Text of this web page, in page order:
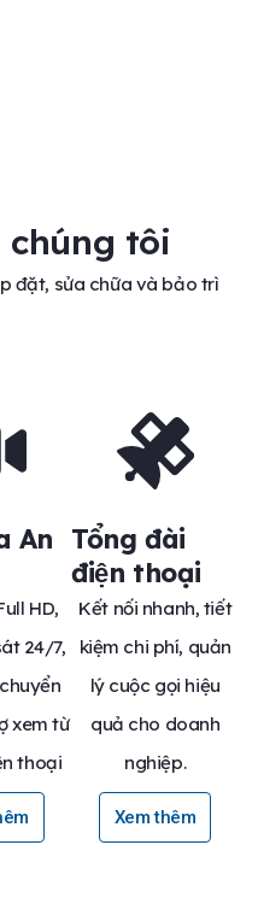
chúng tôi
đặt, sửa chữa và bảo trì
An
HD,
24/7,
xem từ
thoại
Tổng đài
điện thoại
Kết nối nhanh, tiết
kiệm chi phí, quản
lý cuộc gọi hiệu
quả cho doanh
nghiệp.
Xem thêm